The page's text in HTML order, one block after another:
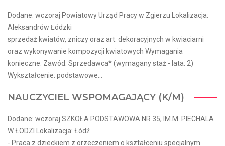
Dodane: wczoraj Powiatowy Urząd Pracy w Zgierzu Lokalizacja:
Aleksandrów Łódzki
sprzedaż kwiatów, zniczy oraz art. dekoracyjnych w kwiaciarni
oraz wykonywanie kompozycji kwiatowych Wymagania
konieczne: Zawód: Sprzedawca* (wymagany staż - lata: 2)
Wykształcenie: podstawowe...
NAUCZYCIEL WSPOMAGAJĄCY (K/M)
Dodane: wczoraj SZKOŁA PODSTAWOWA NR 35, IM.M. PIECHALA
W ŁODZI Lokalizacja: Łódź
- Praca z dzieckiem z orzeczeniem o kształceniu specjalnym.